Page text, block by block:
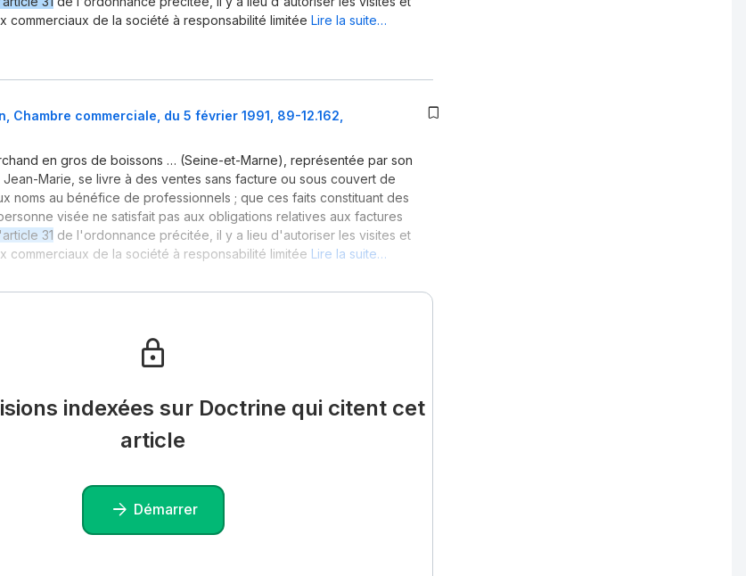
commerciaux de la société à responsabilité limitée Lire la suite…
Chambre commerciale, du 5 février 1991, 89-12.162,
en gros de boissons … (Seine-et-Marne), représentée par son
Marie, se livre à des ventes sans facture ou sous couvert de
noms au bénéfice de professionnels ; que ces faits constituant des
visée ne satisfait pas aux obligations relatives aux factures
31 de l'ordonnance précitée, il y a lieu d'autoriser les visites et
commerciaux de la société à responsabilité limitée Lire la suite…
indexées sur Doctrine qui citent cet
article
Démarrer